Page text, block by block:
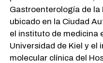
Gastroenterología de la
ubicado en la Ciudad
el instituto de medicina
Universidad de Kiel y el
molecular clínica del